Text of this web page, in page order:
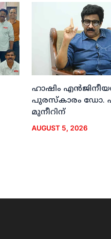
ഹാഷിം
പുരസ്‌കാരം ഡോ.
മുനീറിന്
AUGUST 5, 2026